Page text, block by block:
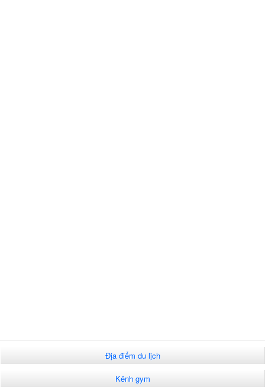
Địa điểm du lịch
Kênh gym